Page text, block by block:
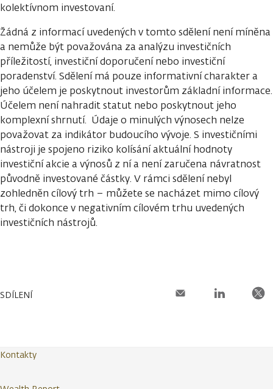
kolektívnom investovaní.
Žádná z informací uvedených v tomto sdělení není míněna
a nemůže být považována za analýzu investičních
příležitostí, investiční doporučení nebo investiční
poradenství. Sdělení má pouze informativní charakter a
jeho účelem je poskytnout investorům základní informace.
Účelem není nahradit statut nebo poskytnout jeho
komplexní shrnutí. Údaje o minulých výnosech nelze
považovat za indikátor budoucího vývoje. S investičními
nástroji je spojeno riziko kolísání aktuální hodnoty
investiční akcie a výnosů z ní a není zaručena návratnost
původně investované částky. V rámci sdělení nebyl
zohledněn cílový trh – můžete se nacházet mimo cílový
trh, či dokonce v negativním cílovém trhu uvedených
investičních nástrojů.
SDÍLENÍ
Kontakty